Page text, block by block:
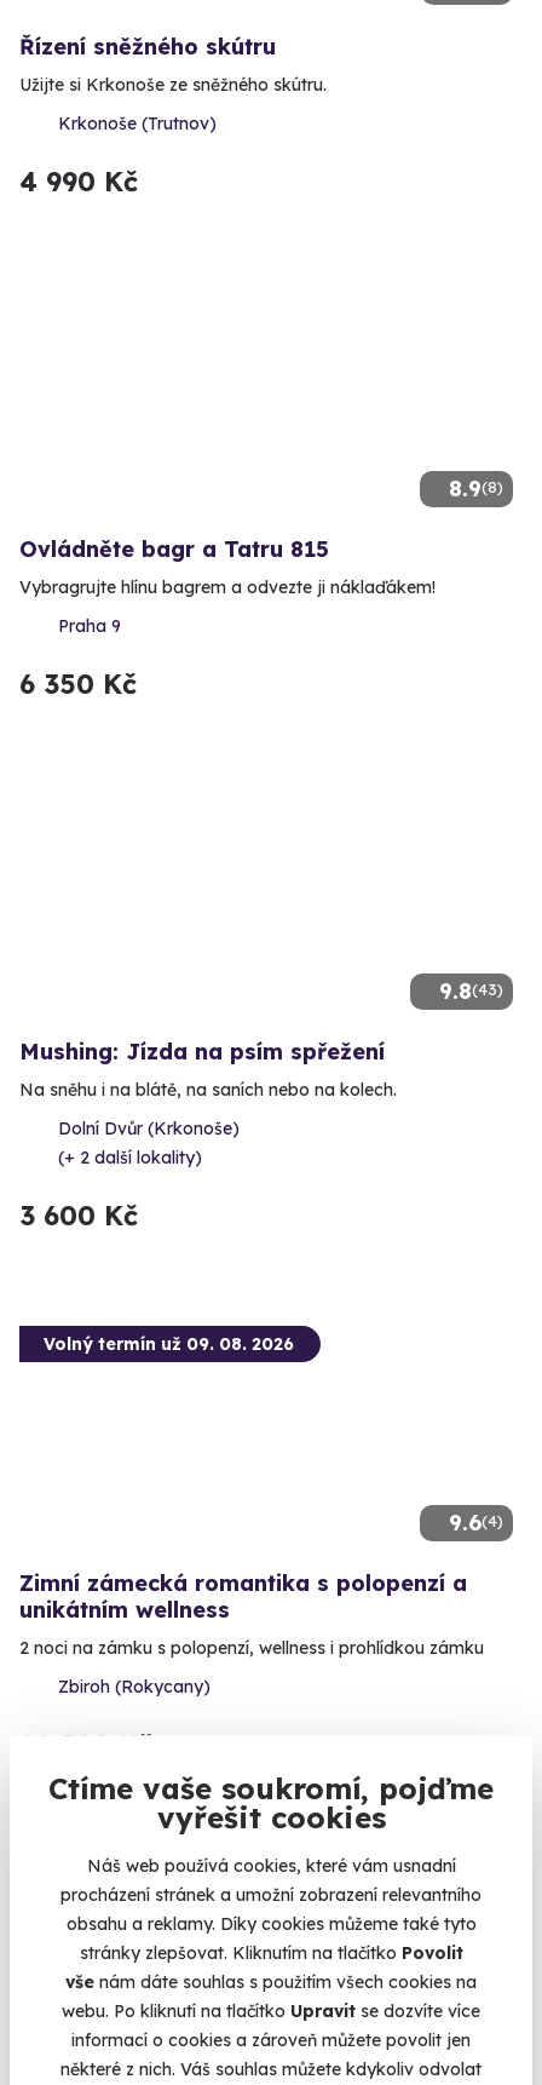
Ctíme vaše soukromí, pojďme
vyřešit cookies
Náš web používá cookies, které vám usnadní
procházení stránek a umožní zobrazení relevantního
obsahu a reklamy. Díky cookies můžeme také tyto
stránky zlepšovat. Kliknutím na tlačítko Povolit
vše nám dáte souhlas s použitím všech cookies na
webu. Po kliknutí na tlačítko Upravit se dozvíte více
informací o cookies a zároveň můžete povolit jen
některé z nich. Váš souhlas můžete kdykoliv odvolat
Řízení sněžného skútru
Užijte si Krkonoše ze sněžného skútru.
Krkonoše (Trutnov)
4 990 Kč
8.9(8)
Ovládněte bagr a Tatru 815
Vybragrujte hlínu bagrem a odvezte ji náklaďákem!
Praha 9
6 350 Kč
9.8(43)
Mushing: Jízda na psím spřežení
Na sněhu i na blátě, na saních nebo na kolech.
Dolní Dvůr (Krkonoše)
(+ 2 další lokality)
3 600 Kč
9.6(4)
Volný termín už 09. 08. 2026
Zimní zámecká romantika s polopenzí a
unikátním wellness
2 noci na zámku s polopenzí, wellness i prohlídkou zámku
Zbiroh (Rokycany)
12 590 Kč
10.0